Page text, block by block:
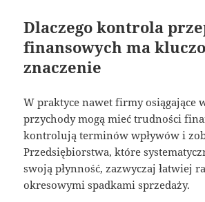
Dlaczego kontrola
finansowych ma
znaczenie
W praktyce nawet firmy osiągające
przychody mogą mieć trudności
kontrolują terminów wpływów i
Przedsiębiorstwa, które
swoją płynność, zazwyczaj łatwiej
okresowymi spadkami sprzedaży.